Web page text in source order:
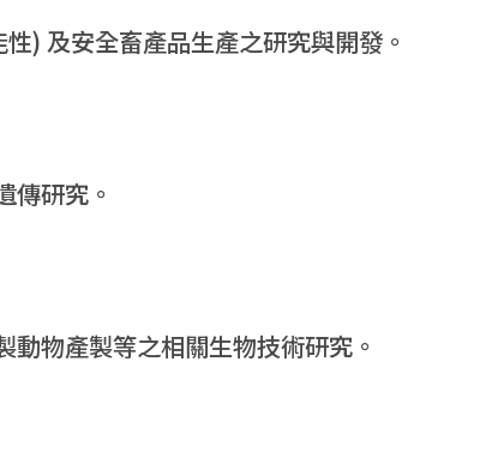
) 及安全畜產品生產之研究與開發。
傳研究。
動物產製等之相關生物技術研究。